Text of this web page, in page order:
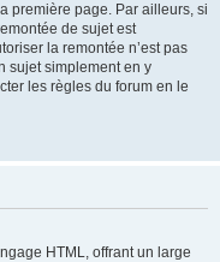
première page. Par ailleurs, si
de sujet est
la remontée n’est pas
sujet simplement en y
les règles du forum en le
HTML, offrant un large